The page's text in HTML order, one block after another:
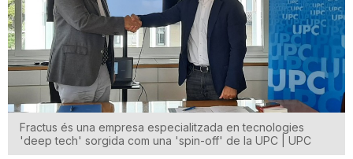
Fractus és una empresa especialitzada en tecnologies
'deep tech' sorgida com una 'spin-off' de la UPC | UPC